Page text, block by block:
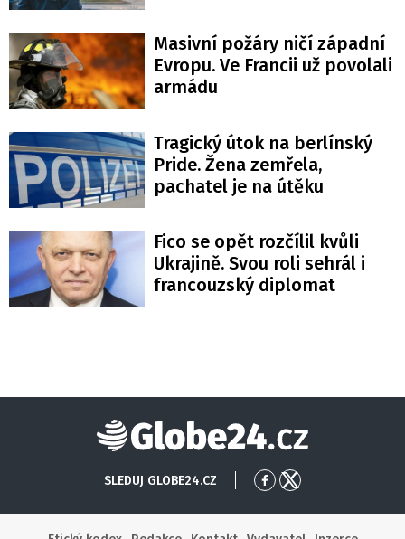
Masivní požáry ničí západní
Evropu. Ve Francii už povolali
armádu
Tragický útok na berlínský
Pride. Žena zemřela,
pachatel je na útěku
Fico se opět rozčílil kvůli
Ukrajině. Svou roli sehrál i
francouzský diplomat
Globe24
SLEDUJ GLOBE24.CZ
Přejít
Facebook
Přejít
X